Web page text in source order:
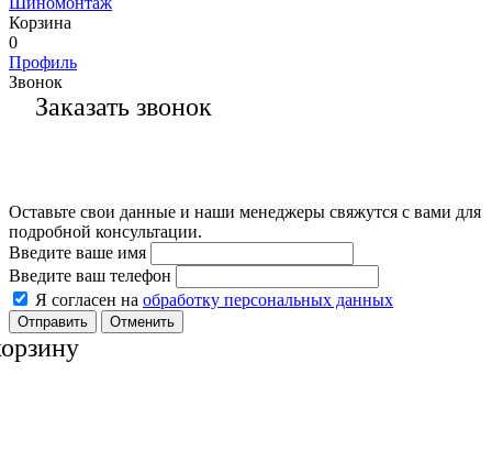
Корзина
0
Профиль
Звонок
Заказать звонок
Оставьте свои данные и наши менеджеры свяжутся с вами для
подробной консультации.
Введите ваше имя
Введите ваш телефон
Я согласен на обработку персональных данных
Отменить